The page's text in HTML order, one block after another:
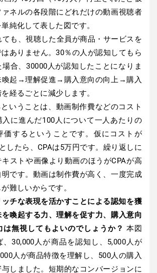
ネルの各段階にどれだけの動画視聴者
純化して表した図です。
も、視聴した全員が商品・サービスを
ありません。30％の人が認知してもら
合、30000人が認知したことになりま
喚起→理解促進→購入意向の向上→購入
経るごとに減少します。
いうことは、動画制作費などのコスト
入に進んだ100人について一人あたりの
価するということです。仮にコストが
したら、CPAは5万円です。繰り返しに
ストや画像より動画のほうがCPAが高
明です。動画は制作費が高く、一度完成
難しいからです。
ッチな表現を活かすことによる認知を獲
喚起する力、理解を促す力、購入意向
は無視してもよいのでしょうか？ 本図
、30,000人が商品を認知し、5,000人が
人が商品特徴を理解し、500人の購入
しました。短期的なコンバージョンに